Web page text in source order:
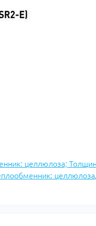
целлюлоза;
целлюлоза,